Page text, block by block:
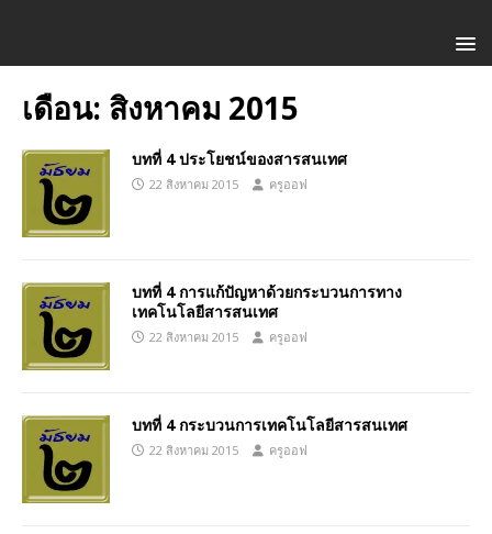
เดือน: สิงหาคม 2015
บทที่ 4 ประโยชน์ของสารสนเทศ
22 สิงหาคม 2015 ครูออฟ
บทที่ 4 การแก้ปัญหาด้วยกระบวนการทาง
เทคโนโลยีสารสนเทศ
22 สิงหาคม 2015 ครูออฟ
บทที่ 4 กระบวนการเทคโนโลยีสารสนเทศ
22 สิงหาคม 2015 ครูออฟ